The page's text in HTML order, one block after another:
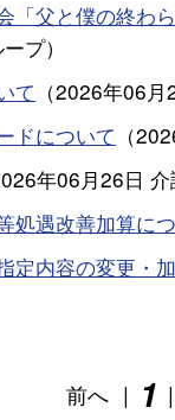
「父と僕の終わ
プ）
て （2026年06月
ドについて （
年06月26日
処遇改善加算に
定内容の変更・
前へ | 1 |